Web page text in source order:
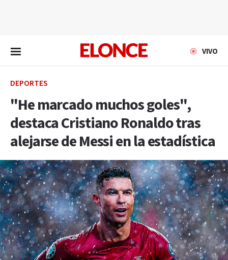
VIVO
DEPORTES
"He marcado muchos goles",
destaca Cristiano Ronaldo tras
alejarse de Messi en la estadística